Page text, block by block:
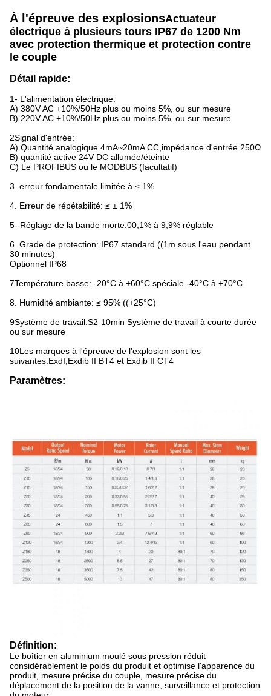
À l'épreuve des explosionsActuateur
électrique à plusieurs tours IP67 de 1200 Nm
avec protection thermique et protection contre
le couple
Détail rapide:
1- L'alimentation électrique:
A) 380V AC +10%/50Hz plus ou moins 5%, ou sur mesure
B) 220V AC +10%/50Hz plus ou moins 5%, ou sur mesure
2Signal d'entrée:
A) Quantité analogique 4mA~20mA CC,impédance d'entrée 250Ω
B) quantité active 24V DC allumée/éteinte
C) Le PROFIBUS ou le MODBUS (facultatif)
3. erreur fondamentale limitée à ≤ 1%
4. Erreur de répétabilité: ≤ ± 1%
5- Réglage de la bande morte:00,1% à 9,9% réglable
6. Grade de protection: IP67 standard ((1m sous l'eau pendant
30 minutes)
Optionnel IP68
7Température basse: -20°C à +60°C spéciale -40°C à +70°C
8. Humidité ambiante: ≤ 95% ((+25°C)
9Système de travail:S2-10min Système de travail à courte durée
ou sur mesure
10Les marques à l'épreuve de l'explosion sont les
suivantes:ExdI,Exdib II BT4 et Exdib II CT4
Paramètres:
Définition:
Le boîtier en aluminium moulé sous pression réduit
considérablement le poids du produit et optimise l'apparence du
produit, mesure précise du couple, mesure précise du
déplacement de la position de la vanne, surveillance et protection